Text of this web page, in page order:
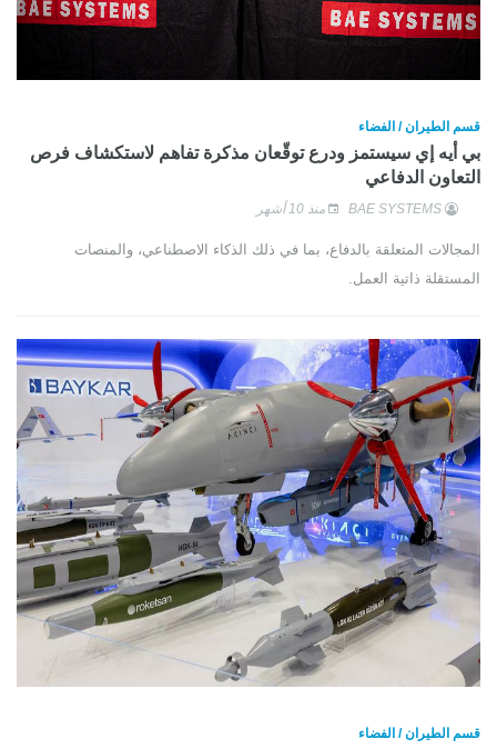
قسم الطيران / الفضاء
بي أيه إي سيستمز ودرع توقّعان مذكرة تفاهم لاستكشاف فرص
التعاون الدفاعي
BAE SYSTEMS منذ 10 أشهر
المجالات المتعلقة بالدفاع، بما في ذلك الذكاء الاصطناعي، والمنصات
المستقلة ذاتية العمل.
قسم الطيران / الفضاء